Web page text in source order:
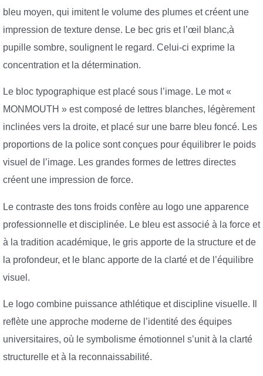
bleu moyen, qui imitent le volume des plumes et créent une
impression de texture dense. Le bec gris et l’œil blanc,à
pupille sombre, soulignent le regard. Celui-ci exprime la
concentration et la détermination.
Le bloc typographique est placé sous l’image. Le mot «
MONMOUTH » est composé de lettres blanches, légèrement
inclinées vers la droite, et placé sur une barre bleu foncé. Les
proportions de la police sont conçues pour équilibrer le poids
visuel de l’image. Les grandes formes de lettres directes
créent une impression de force.
Le contraste des tons froids confère au logo une apparence
professionnelle et disciplinée. Le bleu est associé à la force et
à la tradition académique, le gris apporte de la structure et de
la profondeur, et le blanc apporte de la clarté et de l’équilibre
visuel.
Le logo combine puissance athlétique et discipline visuelle. Il
reflète une approche moderne de l’identité des équipes
universitaires, où le symbolisme émotionnel s’unit à la clarté
structurelle et à la reconnaissabilité.